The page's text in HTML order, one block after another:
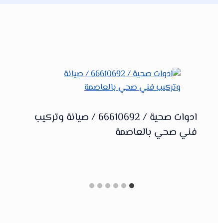
ادوات صحية / 66610692 / صيانة وتركيب
فني صحي بالعاصمة